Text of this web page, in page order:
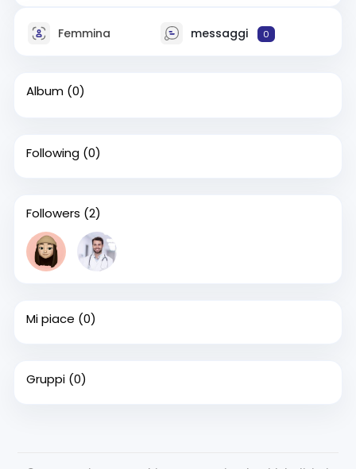
Femmina messaggi 0
Album (0)
Following (0)
Followers (2)
Mi piace (0)
Gruppi (0)